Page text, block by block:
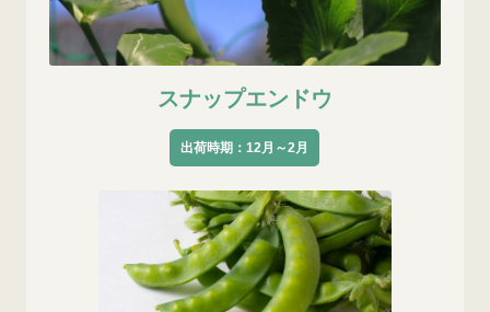
スナップエンドウ
出荷時期：12月～2月